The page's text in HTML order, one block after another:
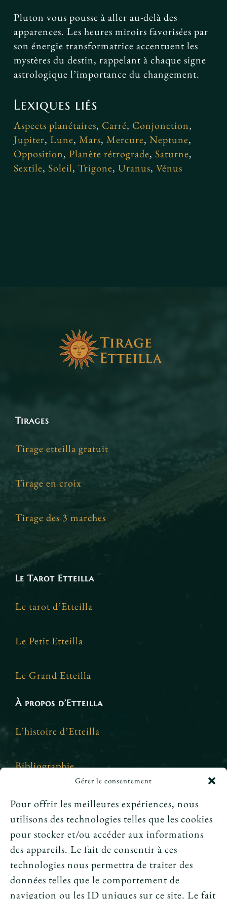
Gérer le consentement
Pour offrir les meilleures expériences, nous
utilisons des technologies telles que les cookies
pour stocker et/ou accéder aux informations
des appareils. Le fait de consentir à ces
technologies nous permettra de traiter des
données telles que le comportement de
navigation ou les ID uniques sur ce site. Le fait
Pluton vous pousse à aller au-delà des
apparences. Les heures miroirs favorisées par
son énergie transformatrice accentuent les
mystères du destin, rappelant à chaque signe
astrologique l’importance du changement.
Lexiques liés
Aspects planétaires, Carré, Conjonction,
Jupiter,Lune,Mars,Mercure,Neptune,
Opposition,Planète rétrograde,Saturne,
Sextile,Soleil,Trigone,Uranus,Vénus
Tirages
Tirage etteilla gratuit
Tirage en croix
Tirage des 3 marches
Le Tarot Etteilla
Le tarot d’Etteilla
Le Petit Etteilla
Le Grand Etteilla
À propos d’Etteilla
L’histoire d’Etteilla
Bibliographie
Crédits et mentions légales
Le tarot peut-il annoncer une rencontre
amoureuse ?